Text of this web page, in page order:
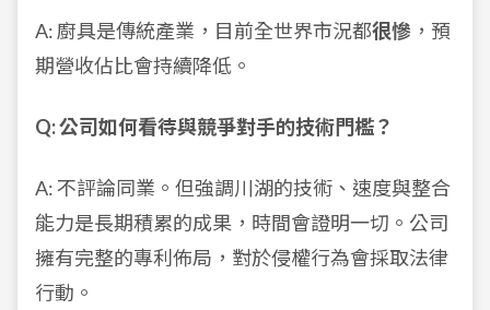
A: 廚具是傳統產業，目前全世界市況都很慘 ，預
期營收佔比會持續降低。
Q: 公司如何看待與競爭對手的技術門檻？
A: 不評論同業。但強調川湖的技術、速度與整合
能力是長期積累的成果，時間會證明一切。公司
擁有完整的專利佈局，對於侵權行為會採取法律
行動。